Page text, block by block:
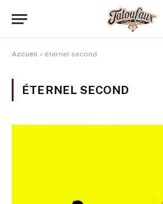
Accueil » éternel second
ÉTERNEL SECOND